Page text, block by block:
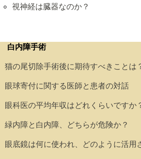
視神経は臓器なのか？
白内障手術
猫の尾切除手術後に期待すべきことは
眼球寄付に関する医師と患者の対話
眼科医の平均年収はどれくらいですか
緑内障と白内障、どちらが危険か？
眼底鏡は何に使われ、どのように活用